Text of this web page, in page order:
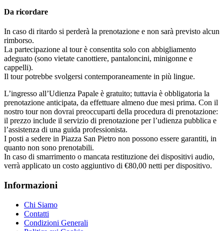
Da ricordare
In caso di ritardo si perderà la prenotazione e non sarà previsto alcun
rimborso.
La partecipazione al tour è consentita solo con abbigliamento
adeguato (sono vietate canottiere, pantaloncini, minigonne e
cappelli).
Il tour potrebbe svolgersi contemporaneamente in più lingue.
L’ingresso all’Udienza Papale è gratuito; tuttavia è obbligatoria la
prenotazione anticipata, da effettuare almeno due mesi prima. Con il
nostro tour non dovrai preoccuparti della procedura di prenotazione:
il prezzo include il servizio di prenotazione per l’udienza pubblica e
l’assistenza di una guida professionista.
I posti a sedere in Piazza San Pietro non possono essere garantiti, in
quanto non sono prenotabili.
In caso di smarrimento o mancata restituzione dei dispositivi audio,
verrà applicato un costo aggiuntivo di €80,00 netti per dispositivo.
Informazioni
Chi Siamo
Contatti
Condizioni Generali